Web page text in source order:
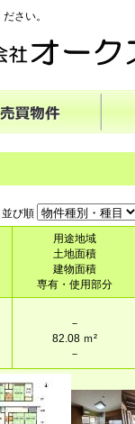
さい。
び順
用途地域
土地面積
建物面積
専有・使用部分
－
82.08 ｍ²
－